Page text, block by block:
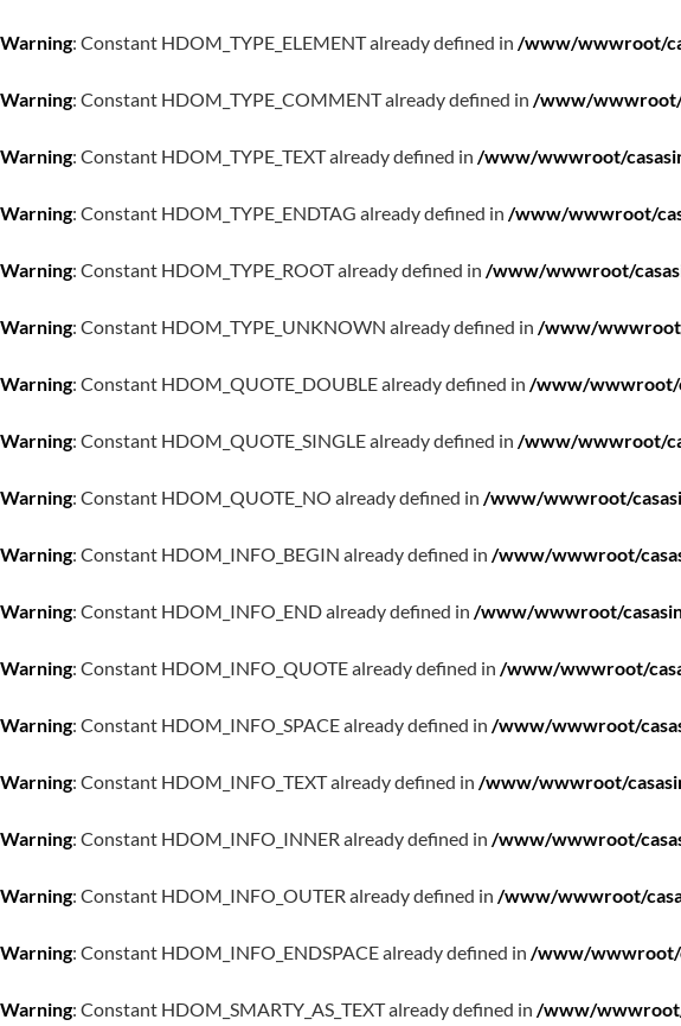
Warning: Constant HDOM_TYPE_ELEMENT already defined in /www/wwwroot/
Warning: Constant HDOM_TYPE_COMMENT already defined in /www/wwwroot/
Warning: Constant HDOM_TYPE_TEXT already defined in /www/wwwroot/
Warning: Constant HDOM_TYPE_ENDTAG already defined in /www/wwwroot/
Warning: Constant HDOM_TYPE_ROOT already defined in /www/wwwroot/
Warning: Constant HDOM_TYPE_UNKNOWN already defined in /www/
Warning: Constant HDOM_QUOTE_DOUBLE already defined in /www/wwwroot/
Warning: Constant HDOM_QUOTE_SINGLE already defined in /www/wwwroot/
Warning: Constant HDOM_QUOTE_NO already defined in /www/wwwroot/
Warning: Constant HDOM_INFO_BEGIN already defined in /www/wwwroot/
Warning: Constant HDOM_INFO_END already defined in /www/wwwroot/
Warning: Constant HDOM_INFO_QUOTE already defined in /www/wwwroot/
Warning: Constant HDOM_INFO_SPACE already defined in /www/wwwroot/
Warning: Constant HDOM_INFO_TEXT already defined in /www/wwwroot/
Warning: Constant HDOM_INFO_INNER already defined in /www/wwwroot/
Warning: Constant HDOM_INFO_OUTER already defined in /www/wwwroot/
Warning: Constant HDOM_INFO_ENDSPACE already defined in /www/wwwroot/
Warning: Constant HDOM_SMARTY_AS_TEXT already defined in /www/